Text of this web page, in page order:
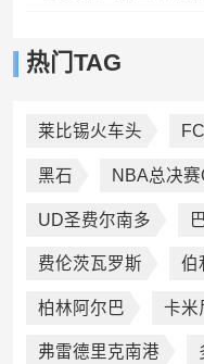
热门TAG
莱比锡火车头
黑石 NBA总决赛
UD圣费尔南多
费伦茨瓦罗斯 伯
柏林阿尔巴 卡米
弗雷德里克南港